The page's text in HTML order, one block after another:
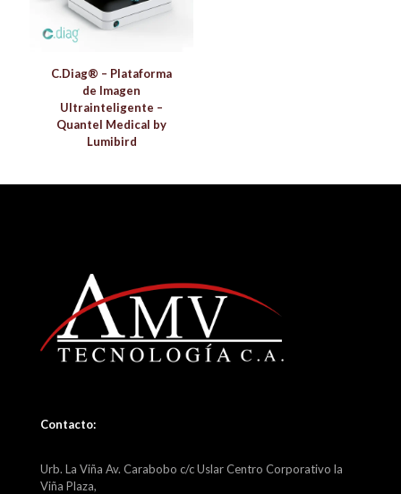
C.Diag® – Plataforma
de Imagen
Ultrainteligente –
Quantel Medical by
Lumibird
Contacto:
Urb. La Viña Av. Carabobo c/c Uslar Centro Corporativo la
Viña Plaza,